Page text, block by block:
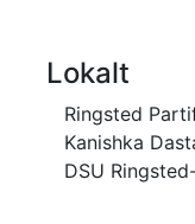
Lokalt
Ringsted
Kanishka
DSU